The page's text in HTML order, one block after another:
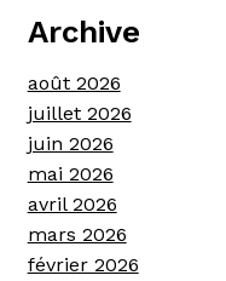
Archive
août 2026
juillet 2026
juin 2026
mai 2026
avril 2026
mars 2026
février 2026